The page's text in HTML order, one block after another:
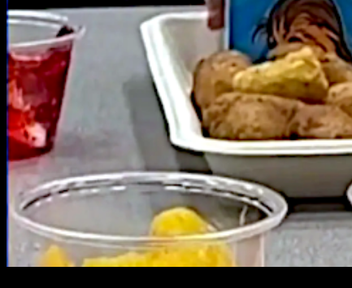
Cuota Facebook Pinterest